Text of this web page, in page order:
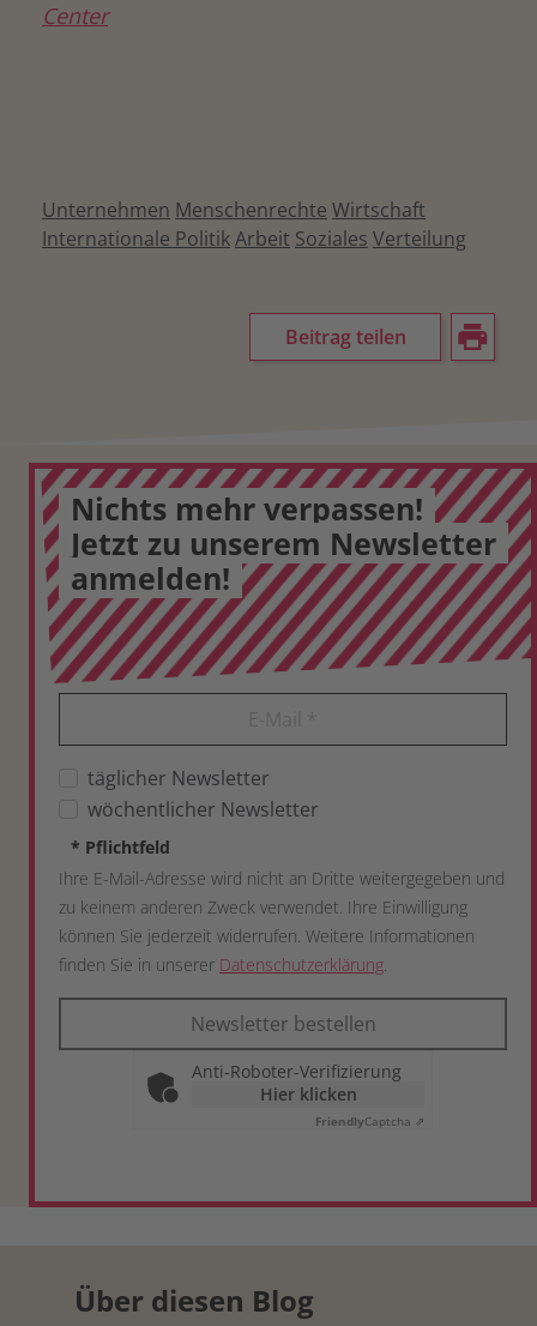
Center
Unternehmen Menschenrechte Wirtschaft
Internationale PolitikArbeit Soziales Verteilung
Beitrag teilen
Nichts mehr verpassen!
Jetzt zu unserem Newsletter
anmelden!
täglicher Newsletter
wöchentlicher Newsletter
* Pflichtfeld
Ihre E-Mail-Adresse wird nicht an Dritte weitergegeben und
zu keinem anderen Zweck verwendet. Ihre Einwilligung
können Sie jederzeit widerrufen. Weitere Informationen
finden Sie in unserer Datenschutzerklärung.
Newsletter bestellen
Anti-Roboter-Verifizierung
Hier klicken
FriendlyCaptcha ⇗
Über diesen Blog